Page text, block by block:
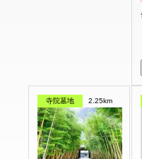
寺院墓地 2.25km